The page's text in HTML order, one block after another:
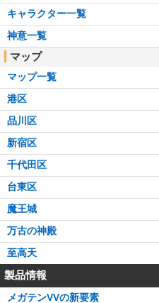
キャラクター一覧
神意一覧
マップ
マップ一覧
港区
品川区
新宿区
千代田区
台東区
魔王城
万古の神殿
至高天
製品情報
メガテンVVの新要素